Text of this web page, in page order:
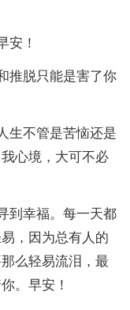
安！
推脱只能是害了你
生不管是苦恼还是
心境，大可不必
到幸福。每一天都
，因为总有人的
么轻易流泪，最
。早安！